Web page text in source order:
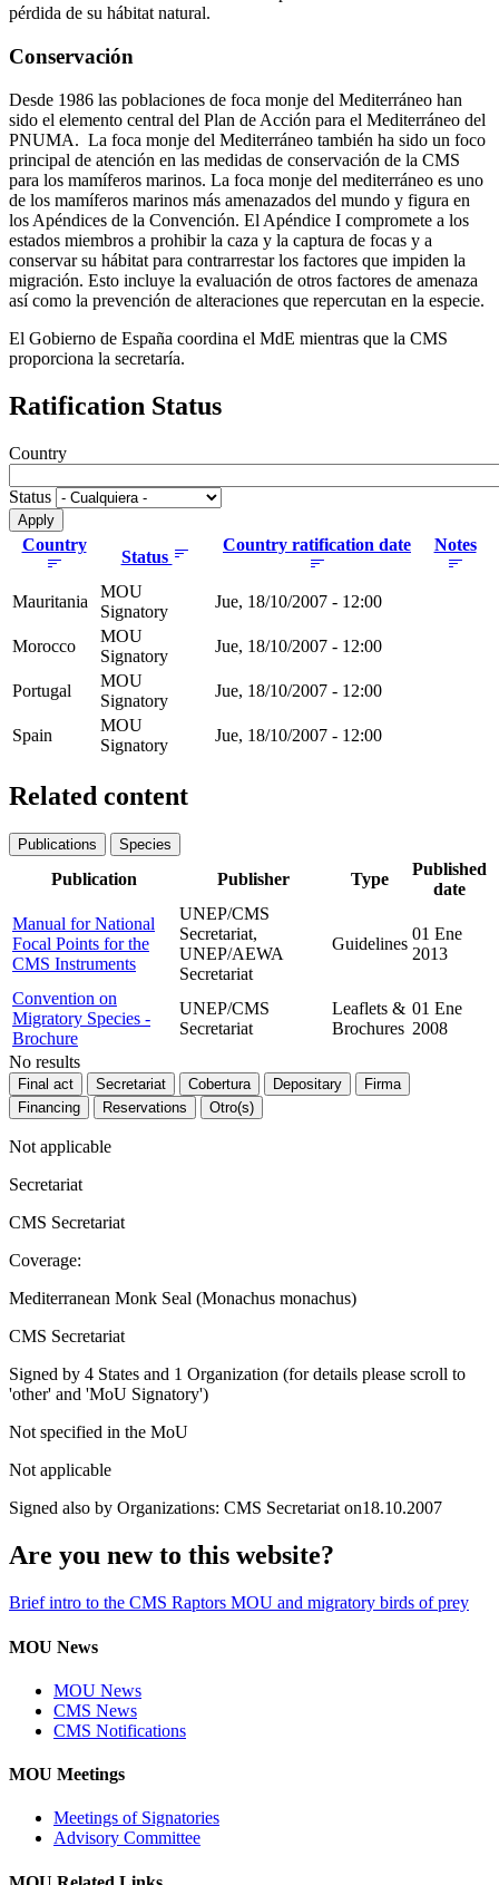
pérdida de su hábitat natural.
Conservación
Desde 1986 las poblaciones de foca monje del Mediterráneo han
sido el elemento central del Plan de Acción para el Mediterráneo del
PNUMA. La foca monje del Mediterráneo también ha sido un foco
principal de atención en las medidas de conservación de la CMS
para los mamíferos marinos. La foca monje del mediterráneo es uno
de los mamíferos marinos más amenazados del mundo y figura en
los Apéndices de la Convención. El Apéndice I compromete a los
estados miembros a prohibir la caza y la captura de focas y a
conservar su hábitat para contrarrestar los factores que impiden la
migración. Esto incluye la evaluación de otros factores de amenaza
así como la prevención de alteraciones que repercutan en la especie.
El Gobierno de España coordina el MdE mientras que la CMS
proporciona la secretaría.
Ratification Status
Country
Status
Country
Status
Country ratification date Notes
Mauritania
MOU
Signatory
Jue, 18/10/2007 - 12:00
Morocco
MOU
Signatory
Jue, 18/10/2007 - 12:00
Portugal
MOU
Signatory
Jue, 18/10/2007 - 12:00
Spain
MOU
Signatory
Jue, 18/10/2007 - 12:00
Related content
Publications Species
Publication Publisher Type
Published
date
Manual for National
Focal Points for the
CMS Instruments
UNEP/CMS
Secretariat,
UNEP/AEWA
Secretariat
Guidelines
01 Ene
2013
Convention on
Migratory Species -
Brochure
UNEP/CMS
Secretariat
Leaflets &
Brochures
01 Ene
2008
No results
Final act Secretariat Cobertura Depositary
Firma
Financing
Reservations Otro(s)
Not applicable
Secretariat
CMS Secretariat
Coverage:
Mediterranean Monk Seal (Monachus monachus)
CMS Secretariat
Signed by 4 States and 1 Organization (for details please scroll to
'other' and 'MoU Signatory')
Not specified in the MoU
Not applicable
Signed also by Organizations: CMS Secretariat on18.10.2007
Are you new to this website?
Brief intro to the CMS Raptors MOU and migratory birds of prey
MOU News
MOU News
CMS News
CMS Notifications
MOU Meetings
Meetings of Signatories
Advisory Committee